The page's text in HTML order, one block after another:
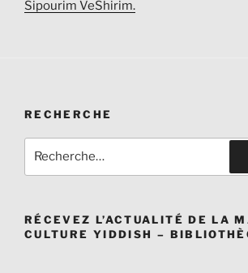
Sipourim VeShirim.
RECHERCHE
pour
RÉCEVEZ L’ACTUALITÉ DE LA
CULTURE YIDDISH –